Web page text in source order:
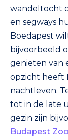
wandeltocht
en segways
Boedapest
bijvoorbeeld
genieten van
opzicht heeft
nachtleven.
tot in de late
gezin zijn
Budapest